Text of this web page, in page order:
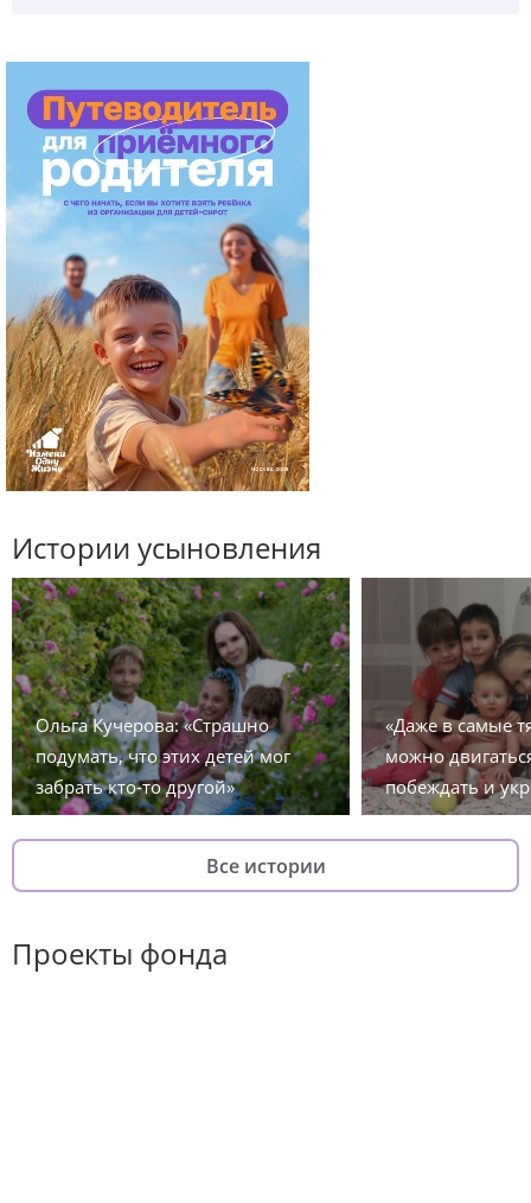
Истории усыновления
Ольга Кучерова: «Страшно
подумать, что этих детей мог
забрать кто-то другой»
«Даже в самые
можно
побеждать и
Все истории
Проекты фонда